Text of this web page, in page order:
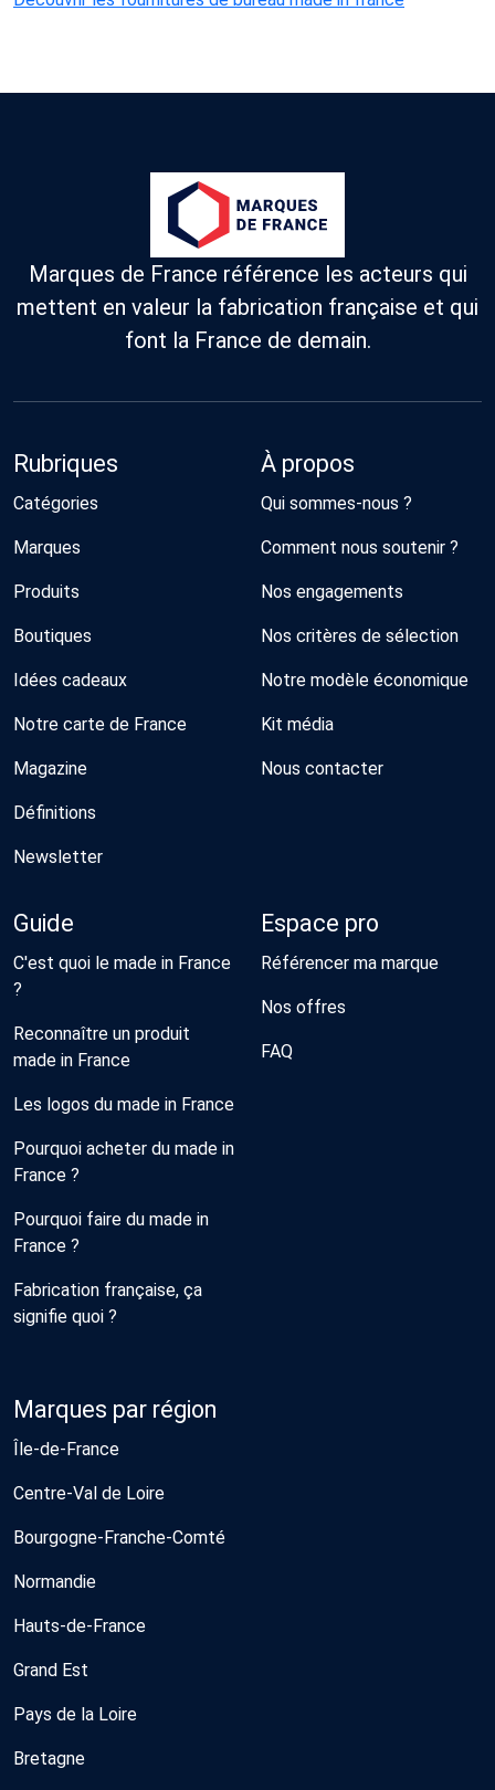
Marques de France référence les acteurs qui
mettent en valeur la fabrication française et qui
font la France de demain.
Rubriques
Catégories
Marques
Produits
Boutiques
Idées cadeaux
Notre carte de France
Magazine
Définitions
Newsletter
À propos
Qui sommes-nous ?
Comment nous soutenir ?
Nos engagements
Nos critères de sélection
Notre modèle économique
Kit média
Nous contacter
Guide
C'est quoi le made in France
?
Reconnaître un produit
made in France
Les logos du made in France
Pourquoi acheter du made in
France ?
Pourquoi faire du made in
France ?
Fabrication française, ça
signifie quoi ?
Espace pro
Référencer ma marque
Nos offres
FAQ
Marques par région
Île-de-France
Centre-Val de Loire
Bourgogne-Franche-Comté
Normandie
Hauts-de-France
Grand Est
Pays de la Loire
Bretagne